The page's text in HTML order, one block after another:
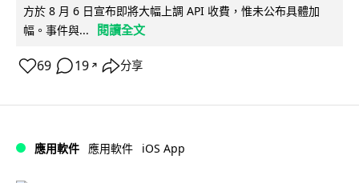
方於 8 月 6 日宣布即將大幅上調 API 收費，惟未公布具體加
幅。事件與...
閱讀全文
69 19 ↗ 分享
應用軟件 應用軟件 iOS App